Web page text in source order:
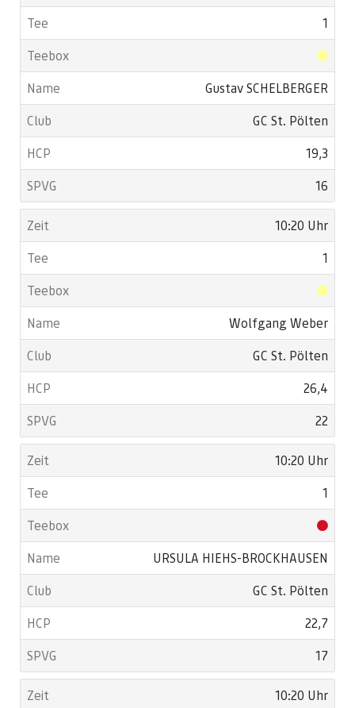
1
Gustav SCHELBERGER
GC St. Pölten
19,3
16
10:20 Uhr
1
Wolfgang Weber
GC St. Pölten
26,4
22
10:20 Uhr
1
URSULA HIEHS-BROCKHAUSEN
GC St. Pölten
22,7
17
10:20 Uhr